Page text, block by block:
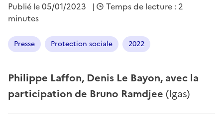
Publié le05/01/2023 |
Temps de lecture : 2
minutes
Presse Protection sociale 2022
Philippe Laffon, Denis Le Bayon, avec la
participation de Bruno Ramdjee (Igas)